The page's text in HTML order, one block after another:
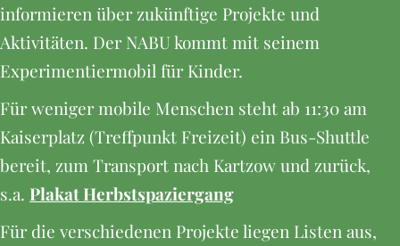
informieren über zukünftige Projekte und
Aktivitäten. Der NABU kommt mit seinem
Experimentiermobil für Kinder.
Für weniger mobile Menschen steht ab 11:30 am
Kaiserplatz (Treffpunkt Freizeit) ein Bus-Shuttle
bereit, zum Transport nach Kartzow und zurück,
s.a. Plakat Herbstspaziergang
Für die verschiedenen Projekte liegen Listen aus,